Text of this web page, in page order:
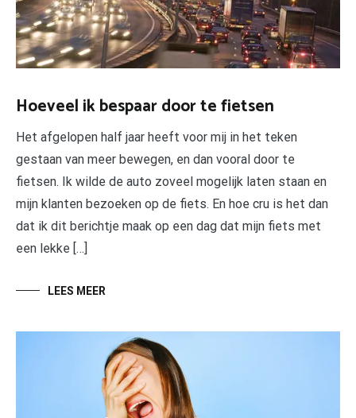
Hoeveel ik bespaar door te fietsen
Het afgelopen half jaar heeft voor mij in het teken
gestaan van meer bewegen, en dan vooral door te
fietsen. Ik wilde de auto zoveel mogelijk laten staan en
mijn klanten bezoeken op de fiets. En hoe cru is het dan
dat ik dit berichtje maak op een dag dat mijn fiets met
een lekke […]
LEES MEER